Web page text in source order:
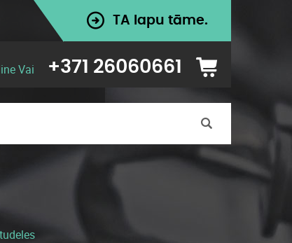
TA lapu tāme.
Vai +371 26060661